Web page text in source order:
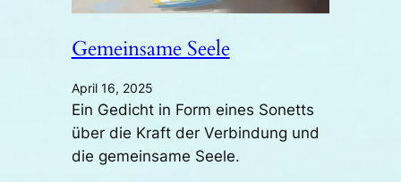
Gemeinsame Seele
April 16, 2025
Ein Gedicht in Form eines Sonetts
über die Kraft der Verbindung und
die gemeinsame Seele.